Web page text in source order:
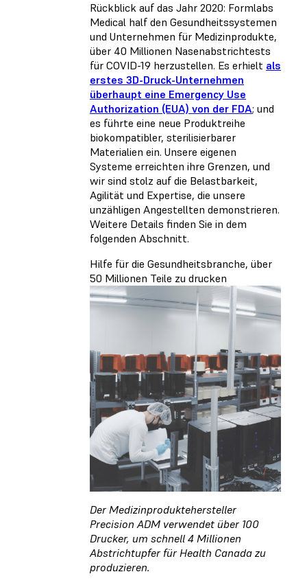
Rückblick auf das Jahr 2020: Formlabs
Medical half den Gesundheitssystemen
und Unternehmen für Medizinprodukte,
über 40 Millionen Nasenabstrichtests
für COVID-19 herzustellen. Es erhielt als
erstes 3D-Druck-Unternehmen
überhaupt eine Emergency Use
Authorization (EUA) von der FDA; und
es führte eine neue Produktreihe
biokompatibler, sterilisierbarer
Materialien ein. Unsere eigenen
Systeme erreichten ihre Grenzen, und
wir sind stolz auf die Belastbarkeit,
Agilität und Expertise, die unsere
unzähligen Angestellten demonstrieren.
Weitere Details finden Sie in dem
folgenden Abschnitt.
Hilfe für die Gesundheitsbranche, über
50 Millionen Teile zu drucken
Der Medizinproduktehersteller
Precision ADM verwendet über 100
Drucker, um schnell 4 Millionen
Abstrichtupfer für Health Canada zu
produzieren.